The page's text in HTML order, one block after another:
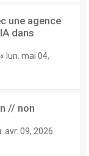
une agence
dans
« lun. mai 04,
// non
avr. 09, 2026